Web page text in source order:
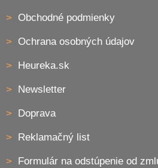
Obchodné podmienky
Ochrana osobných údajov
Heureka.sk
Newsletter
Doprava
Reklamačný list
Formulár na odstúpenie od